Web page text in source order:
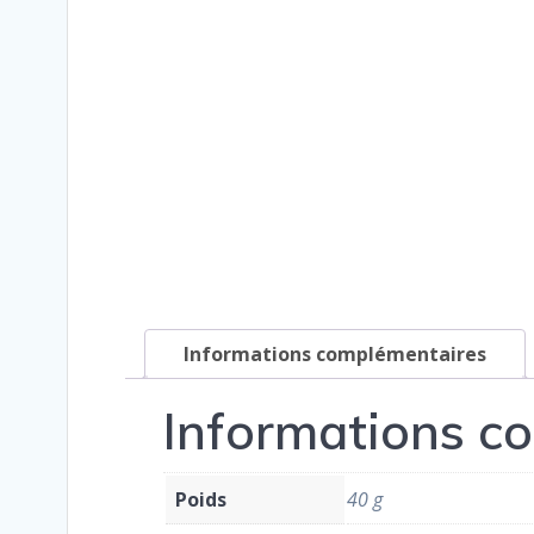
Informations complémentaires
Informations
Poids 40 g